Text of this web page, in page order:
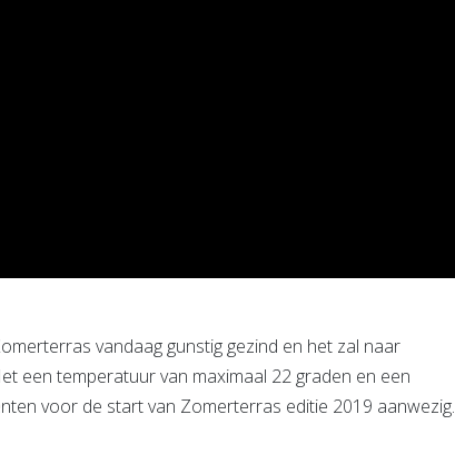
vandaag gunstig gezind en het zal naar
een temperatuur van maximaal 22 graden en een
voor de start van Zomerterras editie 2019 aanwezig.